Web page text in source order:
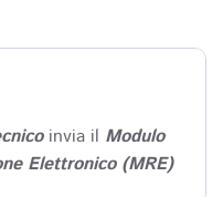
invia il Modulo
Elettronico (MRE)